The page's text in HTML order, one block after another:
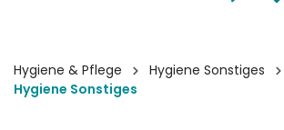
Hygiene & Pflege
Hygiene Sonstiges
Hygiene Sonstiges